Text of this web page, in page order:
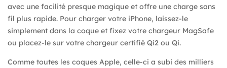
avec une facilité presque magique et offre une charge sans
fil plus rapide. Pour charger votre iPhone, laissez-le
simplement dans la coque et fixez votre chargeur MagSafe
ou placez-le sur votre chargeur certifié Qi2 ou Qi.
Comme toutes les coques Apple, celle-ci a subi des milliers